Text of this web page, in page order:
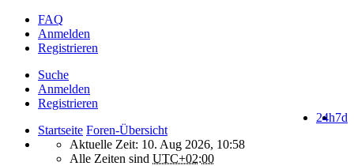
FAQ
Anmelden
Registrieren
Suche
Anmelden
Registrieren
7d
24h
Startseite Foren-Übersicht
Aktuelle Zeit: 10. Aug 2026, 10:58
Alle Zeiten sind UTC+02:00